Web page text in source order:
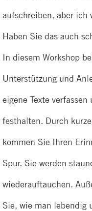
aufschreiben, aber ich
Haben Sie das auch
In diesem Workshop
Unterstützung und
eigene Texte
festhalten. Durch
kommen Sie Ihren
Spur. Sie werden
wiederauftauchen.
Sie, wie man lebendig